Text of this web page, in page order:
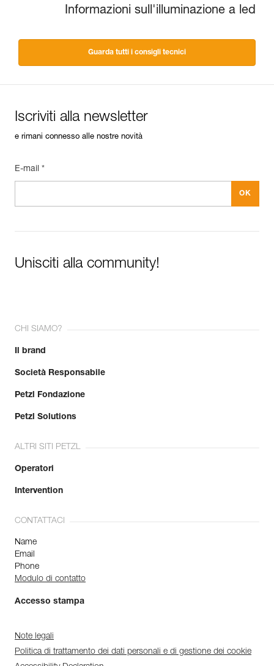
Informazioni sull'illuminazione a led
Guarda tutti i consigli tecnici
Iscriviti alla newsletter
e rimani connesso alle nostre novità
E-mail *
Unisciti alla community!
CHI SIAMO?
Il brand
Società Responsabile
Petzl Fondazione
Petzl Solutions
ALTRI SITI PETZL
Operatori
Intervention
CONTATTACI
Name
Email
Phone
Modulo di contatto
Accesso stampa
Note legali
Politica di trattamento dei dati personali e di gestione dei cookie